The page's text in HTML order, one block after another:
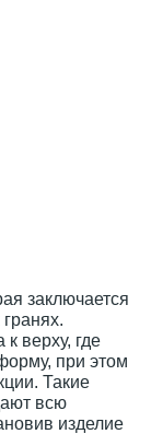
заключается
верху, где
при этом
Такие
всю
изделие